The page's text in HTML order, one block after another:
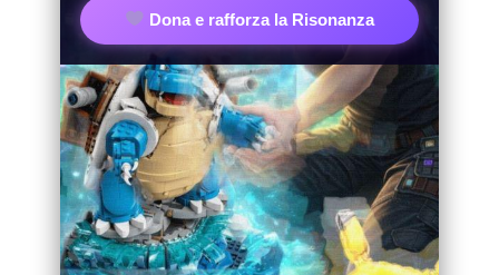
Dona e rafforza la Risonanza